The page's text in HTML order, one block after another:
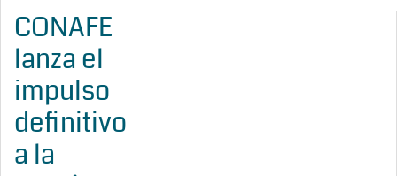
CONAFE
lanza el
impulso
definitivo
a la